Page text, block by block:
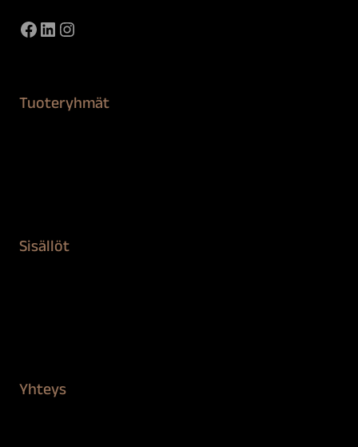
Facebook
LinkedIn
Instagram
Tuoteryhmät
Sisällöt
Yhteys